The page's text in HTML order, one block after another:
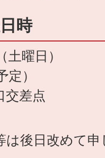
時
曜日）
）
交差点
は後日改めて